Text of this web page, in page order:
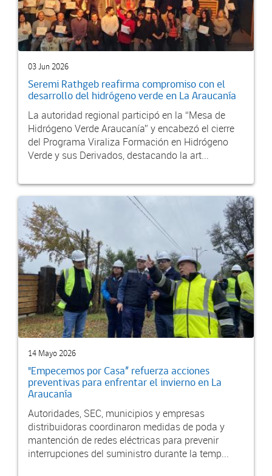
03 Jun 2026
Seremi Rathgeb reafirma compromiso con el
desarrollo del hidrógeno verde en La Araucanía
La autoridad regional participó en la “Mesa de
Hidrógeno Verde Araucanía” y encabezó el cierre
del Programa Viraliza Formación en Hidrógeno
Verde y sus Derivados, destacando la art...
14 Mayo 2026
"Empecemos por Casa” refuerza acciones
preventivas para enfrentar el invierno en La
Araucanía
Autoridades, SEC, municipios y empresas
distribuidoras coordinaron medidas de poda y
mantención de redes eléctricas para prevenir
interrupciones del suministro durante la temp...